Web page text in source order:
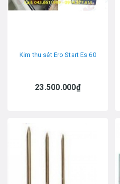
Kim thu sét Ero Start Es 60
23.500.000₫